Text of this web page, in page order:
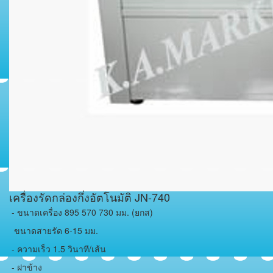
เครื่องรัดกล่องกึ่งอัตโนมัติ JN-740
- ขนาดเครื่อง 895 570 730 มม. (ยกส)
ขนาดสายรัด 6-15 มม.
- ความเร็ว 1.5 วินาที/เส้น
- ฝาข้าง